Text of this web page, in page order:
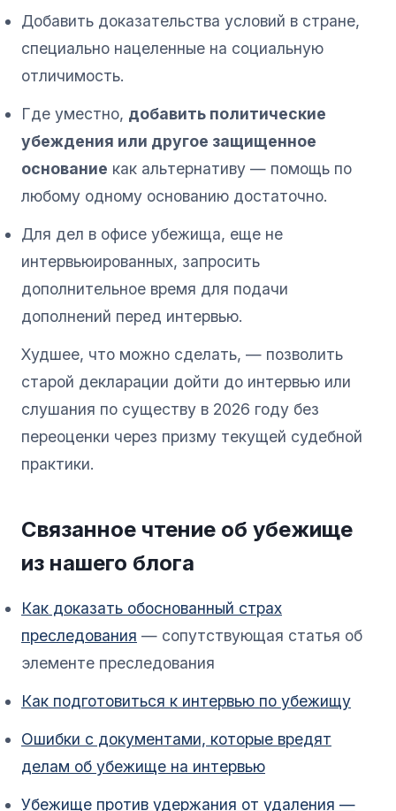
Добавить доказательства условий в стране,
специально нацеленные на социальную
отличимость.
Где уместно, добавить политические
убеждения или другое защищенное
основание как альтернативу — помощь по
любому одному основанию достаточно.
Для дел в офисе убежища, еще не
интервьюированных, запросить
дополнительное время для подачи
дополнений перед интервью.
Худшее, что можно сделать, — позволить
старой декларации дойти до интервью или
слушания по существу в 2026 году без
переоценки через призму текущей судебной
практики.
Связанное чтение об убежище
из нашего блога
Как доказать обоснованный страх
преследования — сопутствующая статья об
элементе преследования
Как подготовиться к интервью по убежищу
Ошибки с документами, которые вредят
делам об убежище на интервью
Убежище против удержания от удаления —